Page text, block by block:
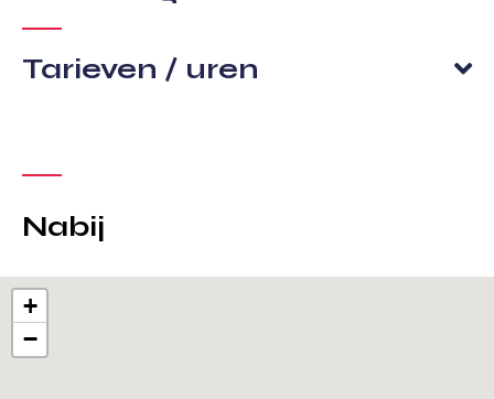
Tarieven / uren
Nabij
+
−